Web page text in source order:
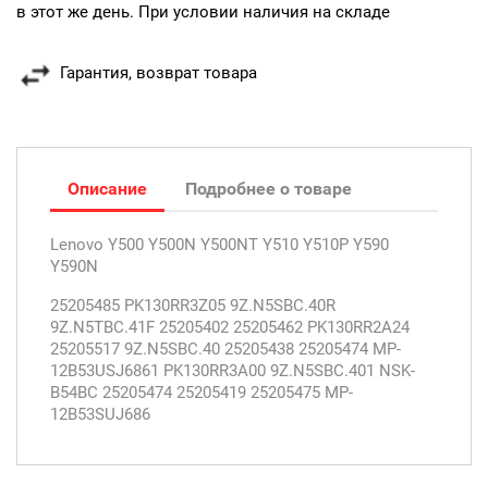
в этот же день. При условии наличия на складе
Гарантия, возврат товара
Описание Подробнее о товаре
Lenovo Y500 Y500N Y500NT Y510 Y510P Y590
Y590N
25205485 PK130RR3Z05 9Z.N5SBC.40R
9Z.N5TBC.41F 25205402 25205462 PK130RR2A24
25205517 9Z.N5SBC.40 25205438 25205474 MP-
12B53USJ6861 PK130RR3A00 9Z.N5SBC.401 NSK-
B54BC 25205474 25205419 25205475 MP-
12B53SUJ686